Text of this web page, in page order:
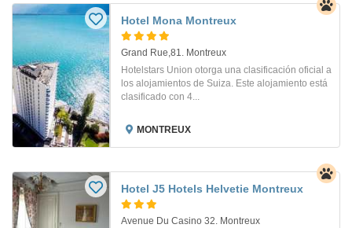
Hotel Mona Montreux
Grand Rue,81. Montreux
Hotelstars Union otorga una clasificación oficial a
los alojamientos de Suiza. Este alojamiento está
clasificado con 4...
MONTREUX
Hotel J5 Hotels Helvetie Montreux
Avenue Du Casino 32. Montreux